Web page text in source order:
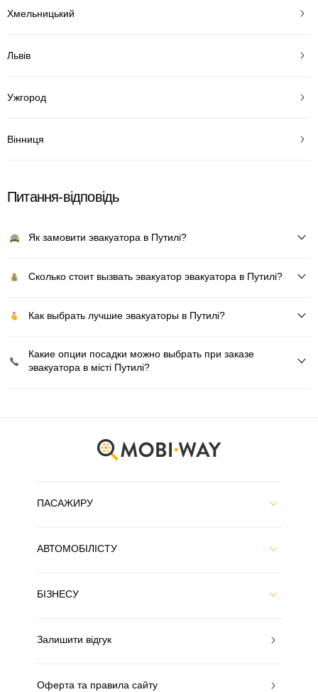
Хмельницький
Львів
Ужгород
Вінниця
Питання-відповідь
Як замовити эвакуатора в Путилі?
Сколько стоит вызвать эвакуатор эвакуатора в Путилі?
Как выбрать лучшие эвакуаторы в Путилі?
Какие опции посадки можно выбрать при заказе
эвакуатора в місті Путилі?
ПАСАЖИРУ
АВТОМОБІЛІСТУ
БІЗНЕСУ
Залишити відгук
Оферта та правила сайту